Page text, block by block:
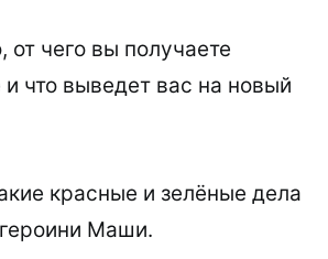
от чего вы получаете
что выведет вас на новый
красные и зелёные дела
Маши.